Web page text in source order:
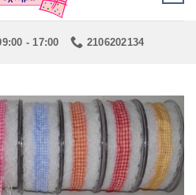
- 17:00 2106202134